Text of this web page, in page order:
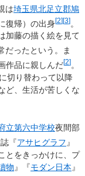
は埼玉県北足立郡鳩
復帰）の出身[2][3]。
加藤の描く絵を見て
だったという。ま
作品に親しんだ[2] 。
切り替わって以降
ど、生活が苦しくな
立第六中学校夜間部
『アサヒグラフ 』
とをきっかけに、プ
物 』『モダン日本 』